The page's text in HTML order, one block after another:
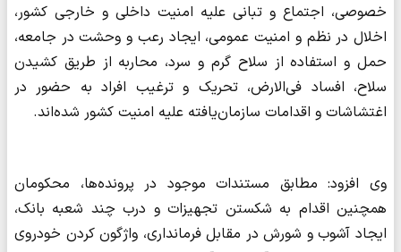
خصوصی، اجتماع و تبانی علیه امنیت داخلی و خارجی کشور،
اخلال در نظم و امنیت عمومی، ایجاد رعب و وحشت در جامعه،
حمل و استفاده از سلاح گرم و سرد، محاربه از طریق کشیدن
سلاح، افساد فی‌الارض، تحریک و ترغیب افراد به حضور در
اغتشاشات و اقدامات سازمان‌یافته علیه امنیت کشور شده‌اند.
وی افزود: مطابق مستندات موجود در پرونده‌ها، محکومان
همچنین اقدام به شکستن تجهیزات و درب چند شعبه بانک،
ایجاد آشوب و شورش در مقابل فرمانداری، واژگون کردن خودروی